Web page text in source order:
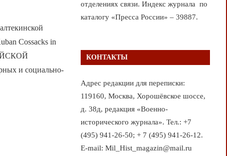
Cossacks in
и социально-
отделениях связи. Индекс журнала по
каталогу «Пресса России» – 39887.
КОНТАКТЫ
Адрес редакции для переписки:
119160, Москва, Хорошёвское шоссе,
д. 38д, редакция «Военно-
исторического журнала». Тел.: +7
(495) 941-26-50; + 7 (495) 941-26-12.
E-mail: Mil_Hist_magazin@mail.ru